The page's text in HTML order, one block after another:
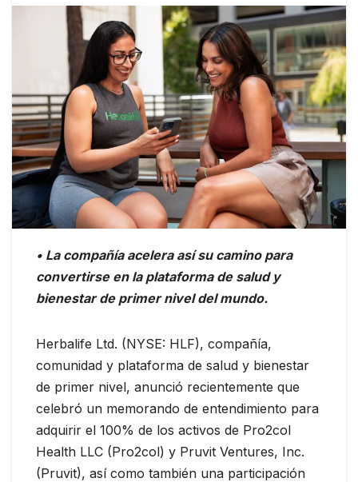
• La compañía acelera así su camino para
convertirse en la plataforma de salud y
bienestar de primer nivel del mundo.
Herbalife Ltd. (NYSE: HLF), compañía,
comunidad y plataforma de salud y bienestar
de primer nivel, anunció recientemente que
celebró un memorando de entendimiento para
adquirir el 100% de los activos de Pro2col
Health LLC (Pro2col) y Pruvit Ventures, Inc.
(Pruvit), así como también una participación